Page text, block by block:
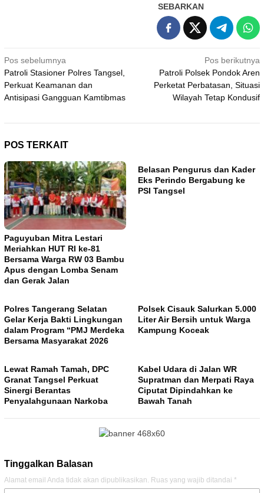
SEBARKAN
Navigasi
pos
Pos sebelumnya
Patroli Stasioner Polres Tangsel,
Perkuat Keamanan dan
Antisipasi Gangguan Kamtibmas
Pos berikutnya
Patroli Polsek Pondok Aren
Perketat Perbatasan, Situasi
Wilayah Tetap Kondusif
POS TERKAIT
Paguyuban Mitra Lestari
Meriahkan HUT RI ke-81
Bersama Warga RW 03 Bambu
Apus dengan Lomba Senam
dan Gerak Jalan
Belasan Pengurus dan Kader
Eks Perindo Bergabung ke
PSI Tangsel
Polres Tangerang Selatan
Gelar Kerja Bakti Lingkungan
dalam Program “PMJ Merdeka
Bersama Masyarakat 2026
Polsek Cisauk Salurkan 5.000
Liter Air Bersih untuk Warga
Kampung Koceak
Lewat Ramah Tamah, DPC
Granat Tangsel Perkuat
Sinergi Berantas
Penyalahgunaan Narkoba
Kabel Udara di Jalan WR
Supratman dan Merpati Raya
Ciputat Dipindahkan ke
Bawah Tanah
Tinggalkan Balasan
Alamat email Anda tidak akan dipublikasikan. Ruas yang wajib ditandai *